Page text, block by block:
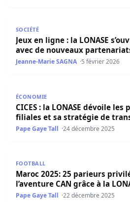
SOCIÉTÉ
Jeux en ligne : la LONASE
avec de nouveaux
Jeanne-Marie SAGNA 5 février 2026
ÉCONOMIE
CICES : la LONASE dévoile
filiales et sa stratégie de
Pape Gaye Tall 24 décembre 2025
FOOTBALL
Maroc 2025: 25 parieurs
l’aventure CAN grâce à la
Pape Gaye Tall 22 décembre 2025